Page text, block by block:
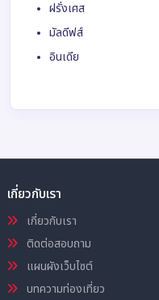
ฝรั่งเศส
มัลดีฟส์
อินเดีย
เกี่ยวกับเรา
เกี่ยวกับเรา
ติดต่อสอบถาม
แผนผังเว็บไซต์
บทความท่องเที่ยว